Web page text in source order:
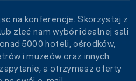
na konferencje. Skorzystaj z
zleć nam wybór idealnej sali
5000 hoteli, ośrodków,
i muzeów oraz innych
a otrzymasz oferty